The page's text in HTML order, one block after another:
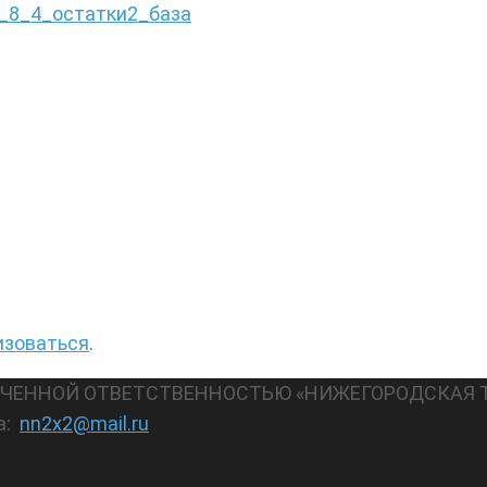
.
ОТВЕТСТВЕННОСТЬЮ «НИЖЕГОРОДСКАЯ
nn2x2@mail.ru